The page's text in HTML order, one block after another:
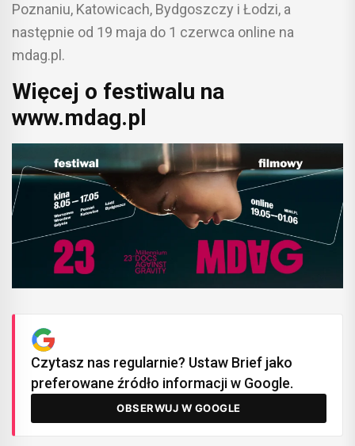
Poznaniu, Katowicach, Bydgoszczy i Łodzi, a
następnie od 19 maja do 1 czerwca online na
mdag.pl.
Więcej o festiwalu na
www.mdag.pl
Czytasz nas regularnie? Ustaw Brief jako
preferowane źródło informacji w Google.
OBSERWUJ W GOOGLE